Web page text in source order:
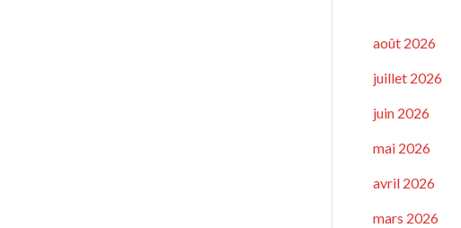
août 2026
juillet 2026
juin 2026
mai 2026
avril 2026
mars 2026